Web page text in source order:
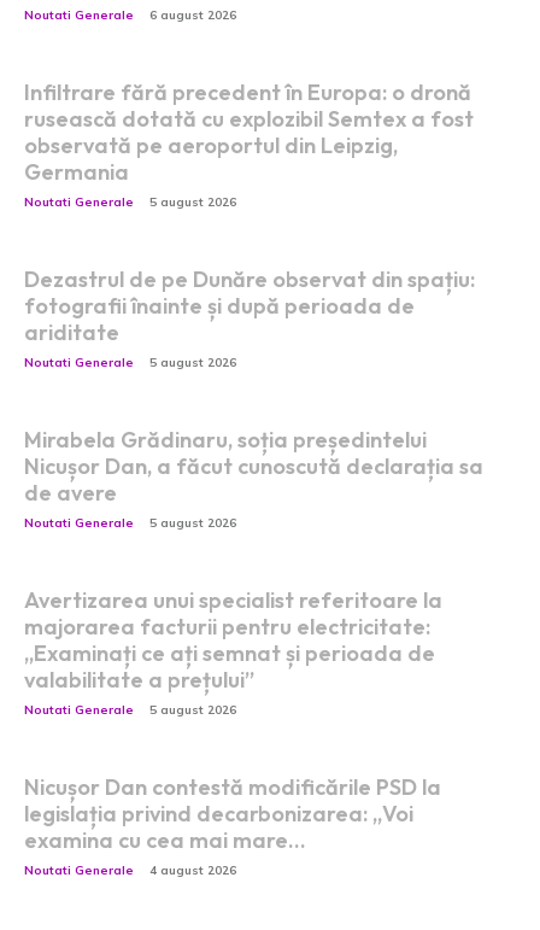
Noutati Generale 6 august 2026
Infiltrare fără precedent în Europa: o dronă
rusească dotată cu explozibil Semtex a fost
observată pe aeroportul din Leipzig,
Germania
Noutati Generale 5 august 2026
Dezastrul de pe Dunăre observat din spațiu:
fotografii înainte și după perioada de
ariditate
Noutati Generale 5 august 2026
Mirabela Grădinaru, soția președintelui
Nicușor Dan, a făcut cunoscută declarația sa
de avere
Noutati Generale 5 august 2026
Avertizarea unui specialist referitoare la
majorarea facturii pentru electricitate:
„Examinați ce ați semnat și perioada de
valabilitate a prețului”
Noutati Generale 5 august 2026
Nicușor Dan contestă modificările PSD la
legislația privind decarbonizarea: „Voi
examina cu cea mai mare…
Noutati Generale 4 august 2026